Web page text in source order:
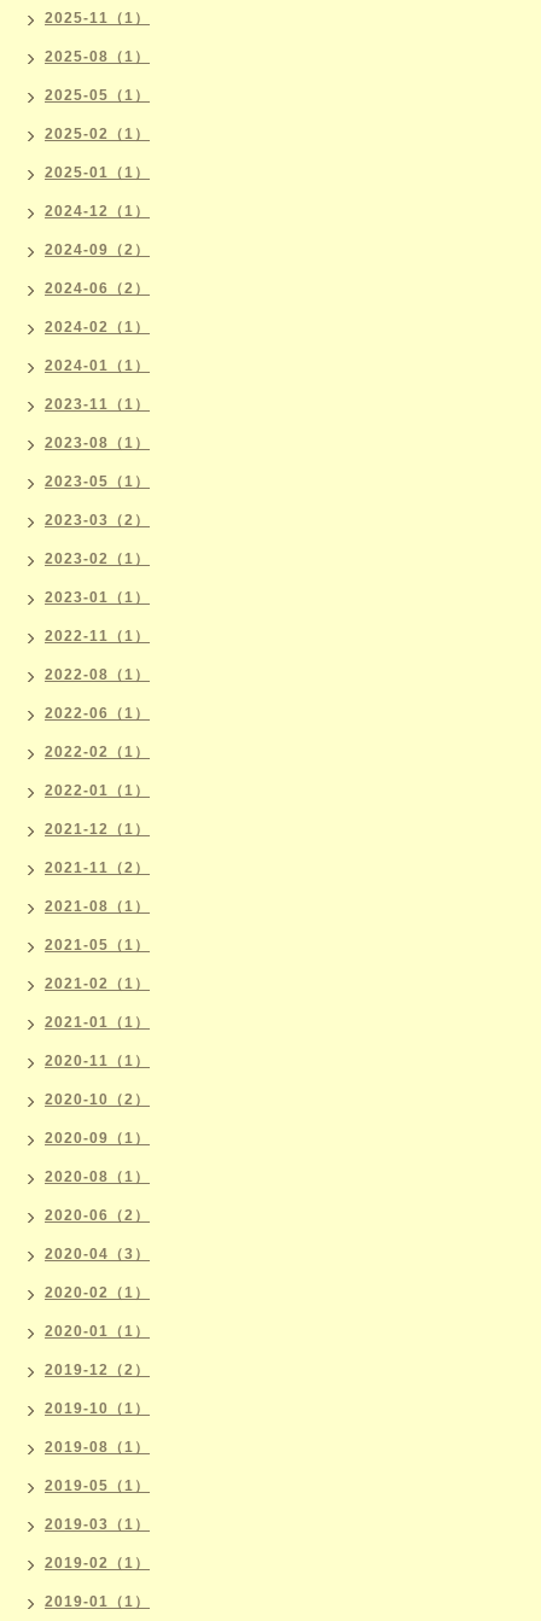
2025-11（1）
2025-08（1）
2025-05（1）
2025-02（1）
2025-01（1）
2024-12（1）
2024-09（2）
2024-06（2）
2024-02（1）
2024-01（1）
2023-11（1）
2023-08（1）
2023-05（1）
2023-03（2）
2023-02（1）
2023-01（1）
2022-11（1）
2022-08（1）
2022-06（1）
2022-02（1）
2022-01（1）
2021-12（1）
2021-11（2）
2021-08（1）
2021-05（1）
2021-02（1）
2021-01（1）
2020-11（1）
2020-10（2）
2020-09（1）
2020-08（1）
2020-06（2）
2020-04（3）
2020-02（1）
2020-01（1）
2019-12（2）
2019-10（1）
2019-08（1）
2019-05（1）
2019-03（1）
2019-02（1）
2019-01（1）